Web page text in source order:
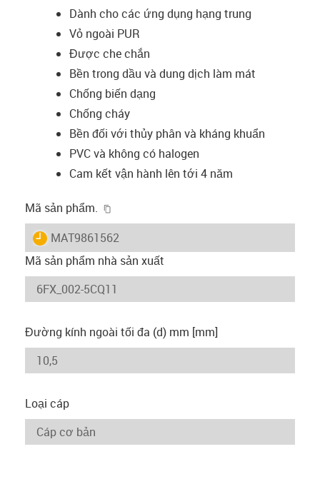
Dành cho các ứng dụng hạng trung
Vỏ ngoài PUR
Được che chắn
Bền trong dầu và dung dịch làm mát
Chống biến dạng
Chống cháy
Bền đối với thủy phân và kháng khuẩn
PVC và không có halogen
Cam kết vận hành lên tới 4 năm
Mã sản phẩm.
igus-icon-lieferzeit
MAT9861562
Mã sản phẩm nhà sản xuất
Đường kính ngoài tối đa (d) mm [mm]
Loại cáp